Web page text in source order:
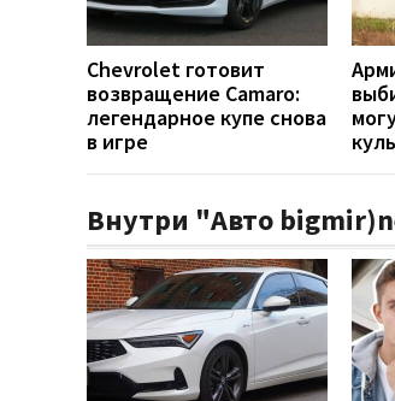
Chevrolet готовит
возвращение Camaro:
легендарное купе снова
в игре
Внутри "Авто